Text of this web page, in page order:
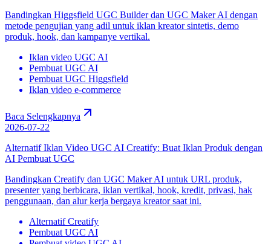
Bandingkan Higgsfield UGC Builder dan UGC Maker AI dengan
metode pengujian yang adil untuk iklan kreator sintetis, demo
produk, hook, dan kampanye vertikal.
Iklan video UGC AI
Pembuat UGC AI
Pembuat UGC Higgsfield
Iklan video e-commerce
Baca Selengkapnya
2026-07-22
Alternatif Iklan Video UGC AI Creatify: Buat Iklan Produk dengan
AI Pembuat UGC
Bandingkan Creatify dan UGC Maker AI untuk URL produk,
presenter yang berbicara, iklan vertikal, hook, kredit, privasi, hak
penggunaan, dan alur kerja bergaya kreator saat ini.
Alternatif Creatify
Pembuat UGC AI